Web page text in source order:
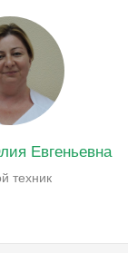
Евгеньевна
техник